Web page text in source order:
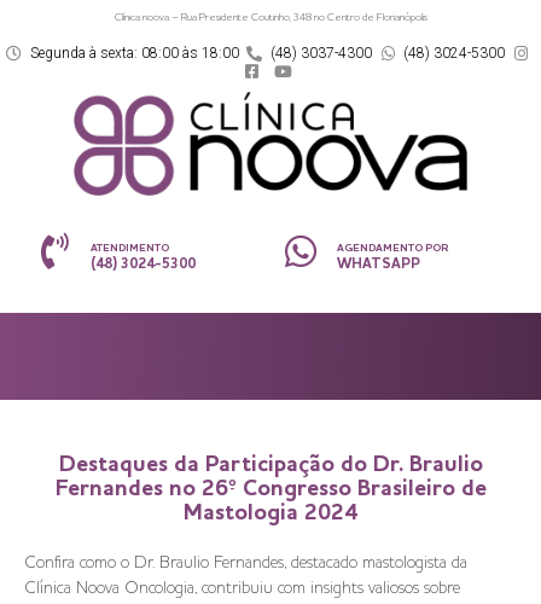
Clínica noova – Rua Presidente Coutinho, 348 no Centro de Florianópolis
Segunda à sexta: 08:00 às 18:00 (48) 3037-4300 (48) 3024-5300
ATENDIMENTO
(48) 3024-5300
AGENDAMENTO POR
WHATSAPP
Destaques da Participação do Dr. Braulio
Fernandes no 26º Congresso Brasileiro de
Mastologia 2024
Confira como o Dr. Braulio Fernandes, destacado mastologista da
Clínica Noova Oncologia, contribuiu com insights valiosos sobre